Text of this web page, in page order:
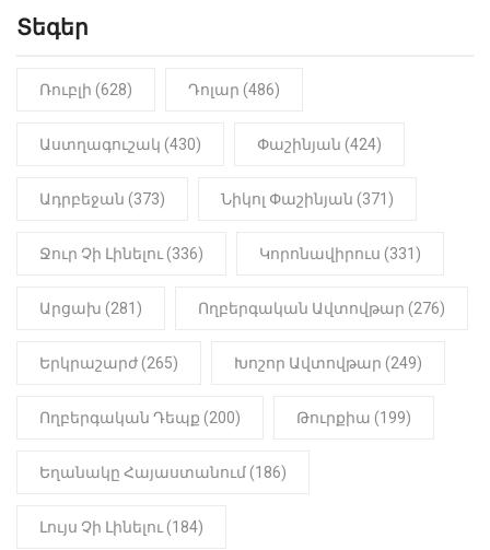
Նիկոլ Փաշինյան
ԻՐԱԴԱՐՁԱՅԻՆ 22:01
մանկապղծության համար
մարմինը
Տեգեր
Ռուբլի (628) Դոլար (486)
Աստղագուշակ (430) Փաշինյան (424)
Ադրբեջան (373) Նիկոլ Փաշինյան (371)
Ջուր Չի Լինելու (336) Կորոնավիրուս (331)
Արցախ (281) Ողբերգական Ավտովթար (276)
Երկրաշարժ (265) Խոշոր Ավտովթար (249)
Ողբերգական Դեպք (200) Թուրքիա (199)
Եղանակը Հայաստանում (186)
Լույս Չի Լինելու (184)